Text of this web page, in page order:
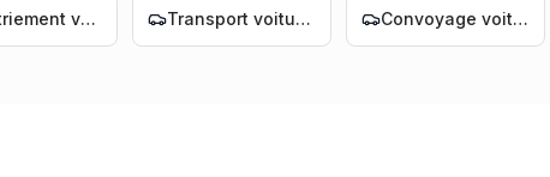
Rapatriement voiture Nantes Transport voiture Nantes Convoyage voiture électrique Nantes